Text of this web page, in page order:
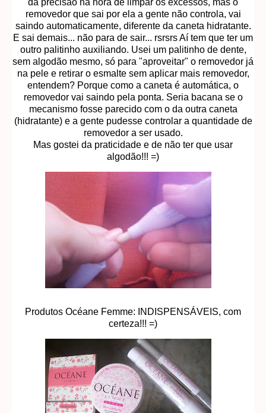
removedor que sai por ela a gente não controla, vai
saindo automaticamente, diferente da caneta hidratante.
E sai demais... não para de sair... rsrsrs Aí tem que ter um
outro palitinho auxiliando. Usei um palitinho de dente,
sem algodão mesmo, só para "aproveitar" o removedor já
na pele e retirar o esmalte sem aplicar mais removedor,
entendem? Porque como a caneta é automática, o
removedor vai saindo pela ponta. Seria bacana se o
mecanismo fosse parecido com o da outra caneta
(hidratante) e a gente pudesse controlar a quantidade de
removedor a ser usado.
Mas gostei da praticidade e de não ter que usar
algodão!!! =)
Produtos Océane Femme: INDISPENSÁVEIS, com
certeza!!! =)